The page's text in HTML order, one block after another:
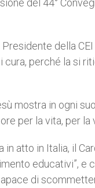
del 44°
della
perché la si
mostra in ogni
per la vita, per la
atto in Italia, il
educativi”, e
di